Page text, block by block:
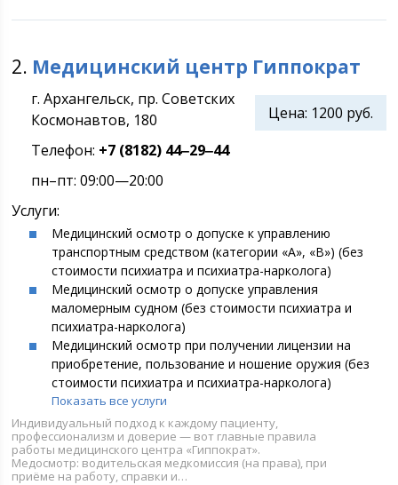
2. Медицинский центр Гиппократ
Цена: 1200 руб.
г. Архангельск, пр. Советских
Космонавтов, 180
Телефон: +7 (8182) 44‒29‒44
пн–пт: 09:00—20:00
Услуги:
Медицинский осмотр о допуске к управлению
транспортным средством (категории «А», «В») (без
стоимости психиатра и психиатра-нарколога)
Медицинский осмотр о допуске управления
маломерным судном (без стоимости психиатра и
психиатра-нарколога)
Медицинский осмотр при получении лицензии на
приобретение, пользование и ношение оружия (без
стоимости психиатра и психиатра-нарколога)
Показать все услуги
Индивидуальный подход к каждому пациенту,
профессионализм и доверие — вот главные правила
работы медицинского центра «Гиппократ».
Медосмотр: водительская медкомиссия (на права), при
приёме на работу, справки и…